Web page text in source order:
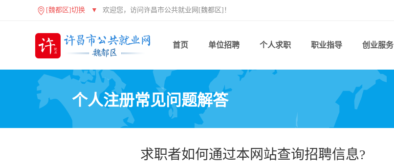
[魏都区]切换 ▼ 欢迎您，访问许昌市公共就业网[魏都区]！
首页 单位招聘 个人求职 职业指导 创业服务
个人注册常见问题解答
求职者如何通过本网站查询招聘信息?